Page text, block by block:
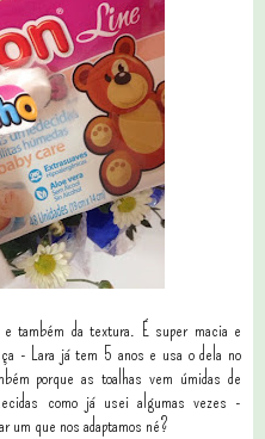
também da textura. É super macia e
- Lara já tem 5 anos e usa o dela no
porque as toalhas vem úmidas de
como já usei algumas vezes -
um que nos adaptamos né?